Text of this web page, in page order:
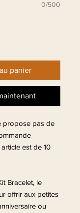
0/500
panier
propose pas de
est de 10
Bracelet, le
offrir aux petites
ou